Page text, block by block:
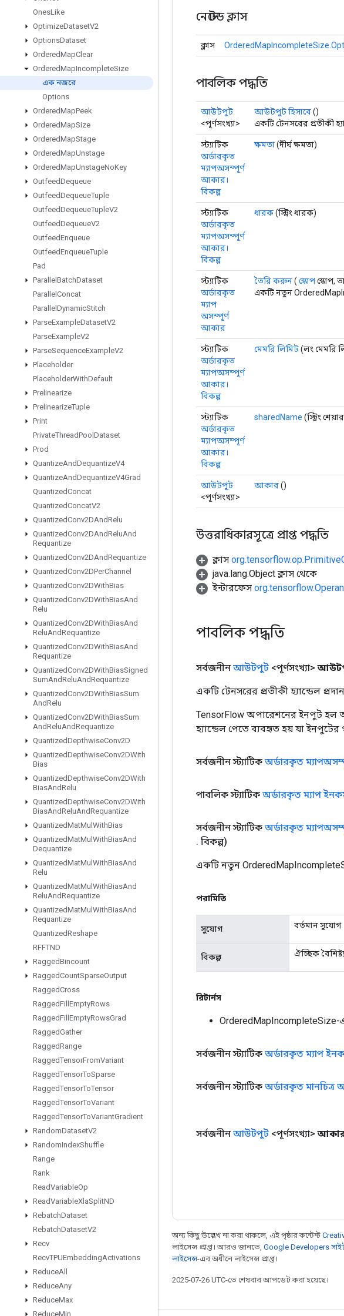
OnesLike
OptimizeDatasetV2
OptionsDataset
OrderedMapClear
OrderedMapIncompleteSize
এক নজরে
Options
OrderedMapPeek
OrderedMapSize
OrderedMapStage
OrderedMapUnstage
OrderedMapUnstageNoKey
OutfeedDequeue
OutfeedDequeueTuple
OutfeedDequeueTupleV2
OutfeedDequeueV2
OutfeedEnqueue
OutfeedEnqueueTuple
Pad
Parallel BatchDataset
Parallel Concat
Parallel DynamicStitch
ParseExampleDatasetV2
ParseExampleV2
ParseSequenceExampleV2
Placeholder
PlaceholderWithDefault
Prelinearize
PrelinearizeTuple
Print
PrivateThreadPool Dataset
Prod
QuantizeAndDequantizeV4
QuantizeAndDequantizeV4Grad
QuantizedConcat
QuantizedConcatV2
QuantizedConv2DAndRelu
QuantizedConv2DAndReluAnd
Requantize
QuantizedConv2DAndRequantize
QuantizedConv2DPerChannel
QuantizedConv2DWithBias
QuantizedConv2DWithBiasAnd
Relu
QuantizedConv2DWithBiasAnd
ReluAndRequantize
QuantizedConv2DWithBiasAnd
Requantize
QuantizedConv2DWithBiasSigned
SumAndReluAndRequantize
QuantizedConv2DWithBiasSum
AndRelu
QuantizedConv2DWithBiasSum
AndReluAndRequantize
QuantizedDepthwiseConv2D
QuantizedDepthwiseConv2DWith
Bias
QuantizedDepthwiseConv2DWith
BiasAndRelu
QuantizedDepthwiseConv2DWith
BiasAndReluAndRequantize
QuantizedMatMul WithBias
QuantizedMatMul WithBiasAnd
Dequantize
QuantizedMatMul WithBiasAnd
Relu
QuantizedMatMul WithBiasAnd
ReluAndRequantize
QuantizedMatMul WithBiasAnd
Requantize
QuantizedReshape
RFFTND
RaggedBincount
RaggedCountSparseOutput
RaggedCross
RaggedFill EmptyRows
RaggedFill EmptyRowsGrad
RaggedGather
RaggedRange
RaggedTensorFromVariant
RaggedTensorToSparse
RaggedTensorToTensor
RaggedTensorToVariant
RaggedTensorToVariantGradient
RandomDatasetV2
RandomIndexShuffle
Range
Rank
ReadVariableOp
ReadVariableXlaSplitND
RebatchDataset
RebatchDatasetV2
Recv
RecvTPUEmbeddingActivations
ReduceAll
ReduceAny
ReduceMax
ReduceMin
নেস্টেড ক্লাস
ক্লাস
পাবলিক পদ্ধতি
আউটপুট
<পূর্ণসংখ্যা>
আউটপুট হিসাবে()
একটি টেনসরের প্রতীকী
স্ট্যাটিক
অর্ডারকৃত
ম্যাপঅসম্পূর্ণ
আকার।
বিকল্প
ক্ষমতা(দীর্ঘ ক্ষমতা)
স্ট্যাটিক
অর্ডারকৃত
ম্যাপঅসম্পূর্ণ
আকার।
বিকল্প
ধারক(স্ট্রিং ধারক)
স্ট্যাটিক
অর্ডারকৃত
ম্যাপ
অসম্পূর্ণ
আকার
তৈরি করুন( স্কোপস্কোপ,
একটি নতুন
স্ট্যাটিক
অর্ডারকৃত
ম্যাপঅসম্পূর্ণ
আকার।
বিকল্প
মেমরি লিমিট(লং মেমরি
স্ট্যাটিক
অর্ডারকৃত
ম্যাপঅসম্পূর্ণ
আকার।
বিকল্প
sharedName (স্ট্রিং
আউটপুট
<পূর্ণসংখ্যা>
আকার()
উত্তরাধিকারসূত্রে প্রাপ্ত পদ্ধতি
ক্লাস
java.lang.Object ক্লাস থেকে
ইন্টারফেস
পাবলিক পদ্ধতি
সর্বজনীন আউটপুট <পূর্ণসংখ্যা>
একটি টেনসরের প্রতীকী হ্যান্ডেল
TensorFlow অপারেশনের ইনপুট হল
হ্যান্ডেল পেতে ব্যবহৃত হয় যা ইনপুটের
সর্বজনীন স্ট্যাটিক অর্ডারকৃত
পাবলিক স্ট্যাটিক অর্ডারকৃত ম্যাপ
সর্বজনীন স্ট্যাটিক অর্ডারকৃত
. বিকল্প)
একটি নতুন
পরামিতি
সুযোগ বর্তমান সুযোগ
বিকল্প ঐচ্ছিক
রিটার্নস
সর্বজনীন স্ট্যাটিক অর্ডারকৃত ম্যাপ
সর্বজনীন স্ট্যাটিক অর্ডারকৃত মানচিত্র
সর্বজনীন আউটপুট <পূর্ণসংখ্যা>
অন্য কিছু উল্লেখ না করা থাকলে, এই পৃষ্ঠার কন্টেন্ট
লাইসেন্স প্রাপ্ত। আরও জানতে, Google Developers
লাইসেন্স-এর অধীনে লাইসেন্স প্রাপ্ত।
2025-07-26 UTC-তে শেষবার আপডেট করা হয়েছে।